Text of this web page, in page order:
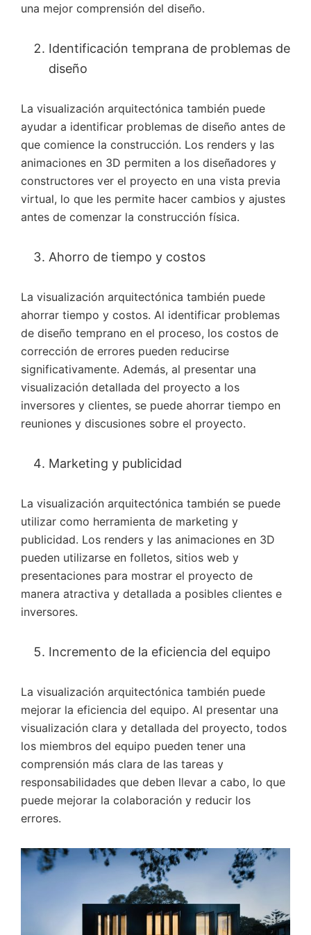
una mejor comprensión del diseño.
Identificación temprana de problemas de
diseño
La visualización arquitectónica también puede
ayudar a identificar problemas de diseño antes de
que comience la construcción. Los renders y las
animaciones en 3D permiten a los diseñadores y
constructores ver el proyecto en una vista previa
virtual, lo que les permite hacer cambios y ajustes
antes de comenzar la construcción física.
Ahorro de tiempo y costos
La visualización arquitectónica también puede
ahorrar tiempo y costos. Al identificar problemas
de diseño temprano en el proceso, los costos de
corrección de errores pueden reducirse
significativamente. Además, al presentar una
visualización detallada del proyecto a los
inversores y clientes, se puede ahorrar tiempo en
reuniones y discusiones sobre el proyecto.
Marketing y publicidad
La visualización arquitectónica también se puede
utilizar como herramienta de marketing y
publicidad. Los renders y las animaciones en 3D
pueden utilizarse en folletos, sitios web y
presentaciones para mostrar el proyecto de
manera atractiva y detallada a posibles clientes e
inversores.
Incremento de la eficiencia del equipo
La visualización arquitectónica también puede
mejorar la eficiencia del equipo. Al presentar una
visualización clara y detallada del proyecto, todos
los miembros del equipo pueden tener una
comprensión más clara de las tareas y
responsabilidades que deben llevar a cabo, lo que
puede mejorar la colaboración y reducir los
errores.